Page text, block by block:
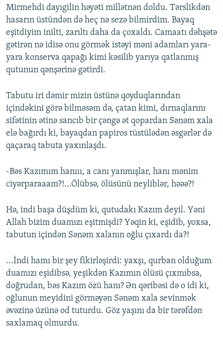
Mirmehdi dayıgilin həyəti millətnən doldu. Tərslikdən
hasarın üstündən də heç nə sezə bilmirdim. Bayaq
eşitdiyim inilti, zarıltı daha da çoxaldı. Camaatı dəhşətə
gətirən nə idisə onu görmək istəyi məni adamları yara-
yara konserva qapağı kimi kəsilib yarıya qatlanmış
qutunun qənşərinə gətirdi.
Tabutu iri dəmir mizin üstünə qoyduqlarından
içindəkini görə bilməsəm də, çatan kimi, dırnaqlarını
sifətinin ətinə sancıb bir çəngə ət qopardan Sənəm xala
elə bağırdı ki, bayaqdan papiros tüstülədən əsgərlər də
qaçaraq tabuta yaxınlaşdı.
-Bəs Kazımım hanııı, a canı yanmışlar, hanı mənim
ciyərparaaam?!...Ölübsə, ölüsünü neyliblər, həəə?!
Hə, indi başa düşdüm ki, qutudakı Kazım deyil. Yəni
Allah bizim duamızı eşitmişdi? Yəqin ki, eşidib, yoxsa,
tabutun içindən Sənəm xalanın oğlu çıxardı da?!
...İndi hamı bir şey fikirləşirdi: yaxşı, qurban olduğum
duamızı eşidibsə, yeşikdən Kazımın ölüsü çıxmıbsa,
doğrudan, bəs Kazım özü hanı? Ən qəribəsi də o idi ki,
oğlunun meyidini görməyən Sənəm xala sevinmək
əvəzinə üzünə od tuturdu. Göz yaşını da bir tərəfdən
saxlamaq olmurdu.